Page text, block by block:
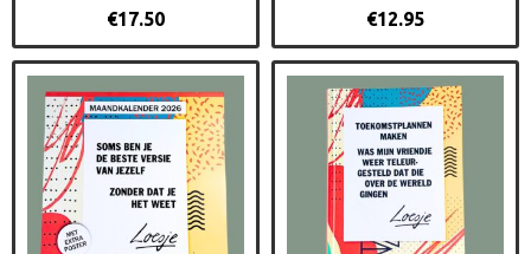
€17.50 €12.95